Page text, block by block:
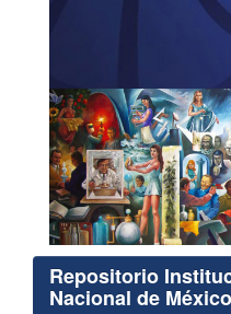
Repositorio
Nacional de